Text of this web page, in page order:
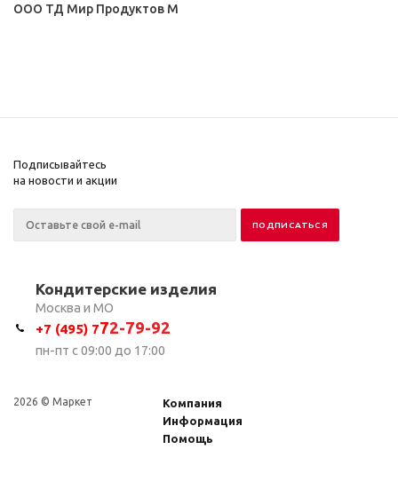
ООО ТД Мир Продуктов М
Подписывайтесь
на новости и акции
Кондитерские изделия
Москва и МО
+7 (495) 772-79-92
пн-пт с 09:00 до 17:00
2026 © Маркет
Компания
Информация
Помощь